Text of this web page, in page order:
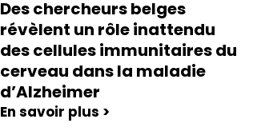
Des chercheurs belges
révèlent un rôle inattendu
des cellules immunitaires du
cerveau dans la maladie
d’Alzheimer
En savoir plus >